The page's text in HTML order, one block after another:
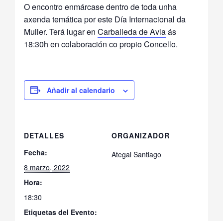
O encontro enmárcase dentro de toda unha
axenda temática por este Día Internacional da
Muller. Terá lugar enCarballeda de Aviaás
18:30h en colaboración co propio Concello.
Añadir al calendario
DETALLES
Fecha:
8 marzo, 2022
Hora:
18:30
Etiquetas del Evento:
ORGANIZADOR
Ategal Santiago